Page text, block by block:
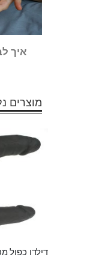
איך
מוצרים